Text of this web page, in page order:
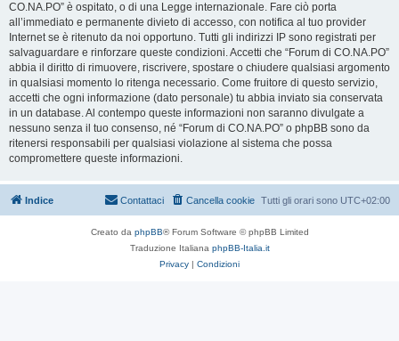
CO.NA.PO” è ospitato, o di una Legge internazionale. Fare ciò porta
all’immediato e permanente divieto di accesso, con notifica al tuo provider
Internet se è ritenuto da noi opportuno. Tutti gli indirizzi IP sono registrati per
salvaguardare e rinforzare queste condizioni. Accetti che “Forum di CO.NA.PO”
abbia il diritto di rimuovere, riscrivere, spostare o chiudere qualsiasi argomento
in qualsiasi momento lo ritenga necessario. Come fruitore di questo servizio,
accetti che ogni informazione (dato personale) tu abbia inviato sia conservata
in un database. Al contempo queste informazioni non saranno divulgate a
nessuno senza il tuo consenso, né “Forum di CO.NA.PO” o phpBB sono da
ritenersi responsabili per qualsiasi violazione al sistema che possa
compromettere queste informazioni.
Indice Tutti gli orari sono UTC+02:00
Cancella cookie
Contattaci
Creato da phpBB® Forum Software © phpBB Limited
Traduzione Italiana phpBB-Italia.it
Privacy | Condizioni